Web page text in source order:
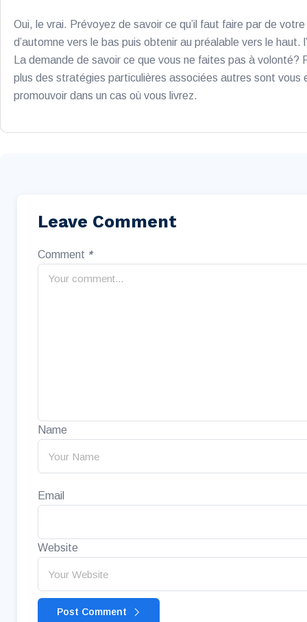
Oui, le vrai. Prévoyez de savoir ce qu’il faut faire par de
d’automne vers le bas puis obtenir au préalable vers le
La demande de savoir ce que vous ne faites pas à
plus des stratégies particulières associées autres sont vous
promouvoir dans un cas où vous livrez.
Leave Comment
Comment *
Name
Email
Website
Post Comment